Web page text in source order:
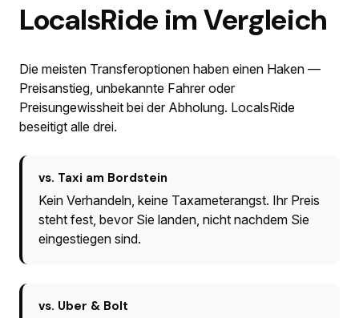
LocalsRide im Vergleich
Die meisten Transferoptionen haben einen Haken —
Preisanstieg, unbekannte Fahrer oder
Preisungewissheit bei der Abholung. LocalsRide
beseitigt alle drei.
vs. Taxi am Bordstein
Kein Verhandeln, keine Taxameterangst. Ihr Preis
steht fest, bevor Sie landen, nicht nachdem Sie
eingestiegen sind.
vs. Uber & Bolt